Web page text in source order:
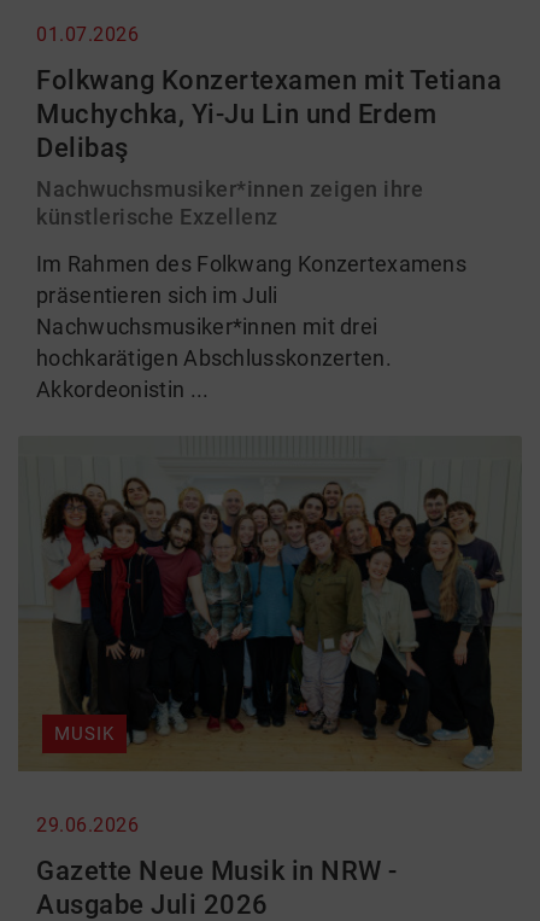
01.07.2026
Folkwang Konzertexamen mit Tetiana
Muchychka, Yi-Ju Lin und Erdem
Delibaş
Nachwuchsmusiker*innen zeigen ihre
künstlerische Exzellenz
Im Rahmen des Folkwang Konzertexamens
präsentieren sich im Juli
Nachwuchsmusiker*innen mit drei
hochkarätigen Abschlusskonzerten.
Akkordeonistin ...
29.06.2026
Gazette Neue Musik in NRW -
Ausgabe Juli 2026
MUSIK